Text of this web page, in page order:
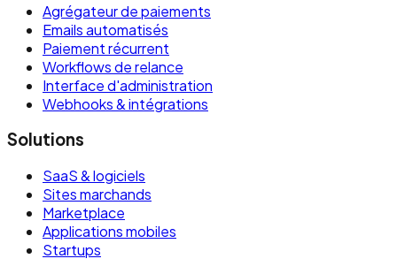
Agrégateur de paiements
Emails automatisés
Paiement récurrent
Workflows de relance
Interface d'administration
Webhooks & intégrations
Solutions
SaaS & logiciels
Sites marchands
Marketplace
Applications mobiles
Startups